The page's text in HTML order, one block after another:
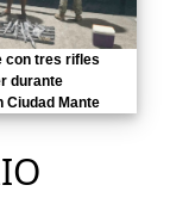
con tres rifles
durante
Ciudad Mante